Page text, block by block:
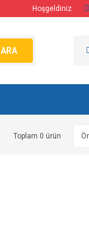
Hoşgeldiniz
ARA
Toplam 0 ürün